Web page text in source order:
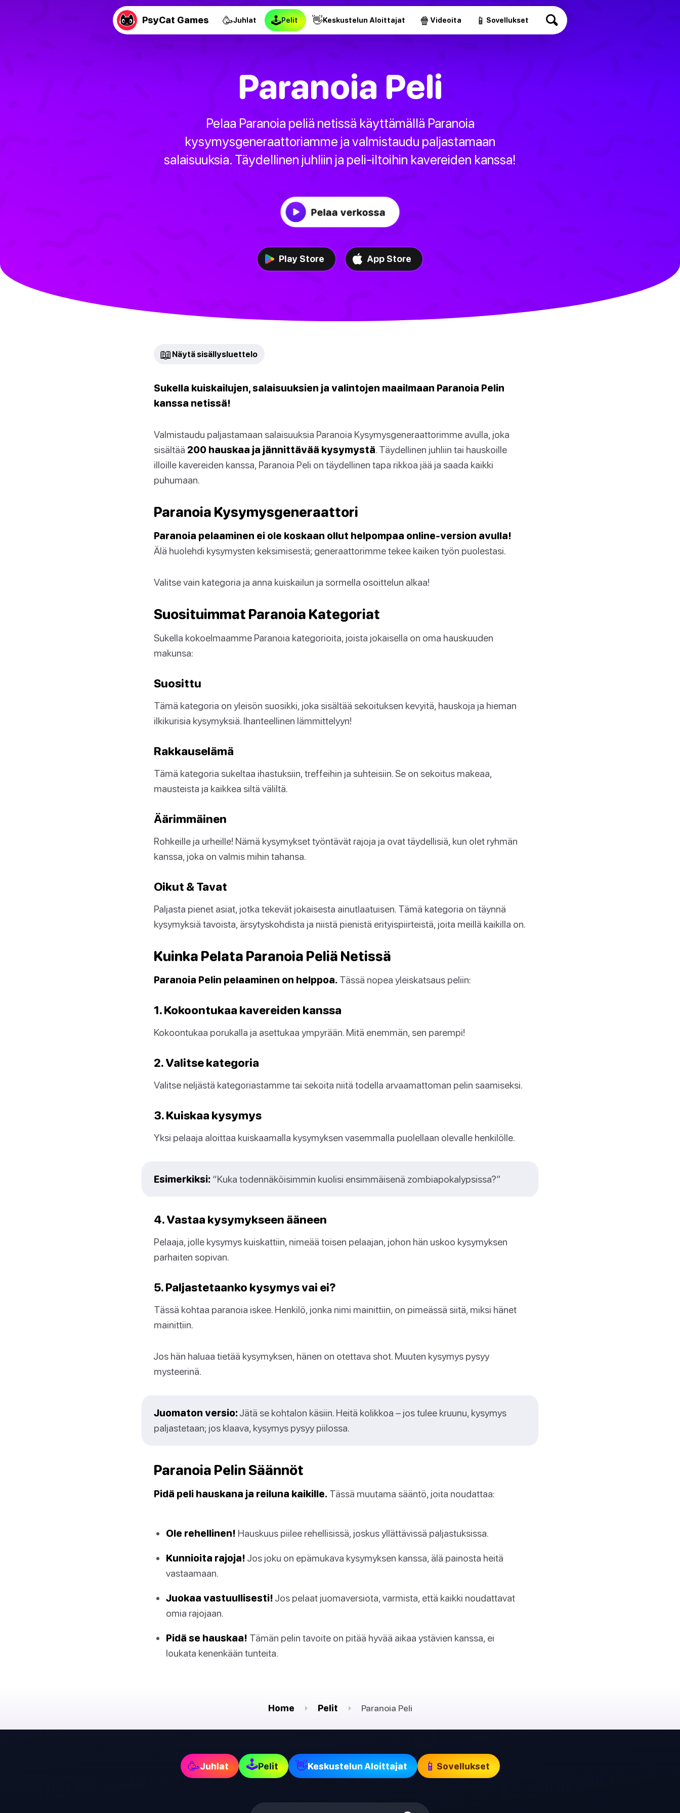
PsyCat Games 🥳Juhlat 🕹Pelit 👋Keskustelun Aloittajat 🍿 Videoita 📱 Sovellukset
Paranoia Peli
Pelaa Paranoia peliä netissä käyttämällä Paranoia
kysymysgeneraattoriamme ja valmistaudu paljastamaan
salaisuuksia. Täydellinen juhliin ja peli-iltoihin kavereiden kanssa!
Pelaa verkossa
Play Store App Store
📖 Näytä sisällysluettelo
Sukella kuiskailujen, salaisuuksien ja valintojen maailmaan Paranoia Pelin
kanssa netissä!
Valmistaudu paljastamaan salaisuuksia Paranoia Kysymysgeneraattorimme avulla, joka
sisältää 200 hauskaa ja jännittävää kysymystä . Täydellinen juhliin tai hauskoille
illoille kavereiden kanssa, Paranoia Peli on täydellinen tapa rikkoa jää ja saada kaikki
puhumaan.
Paranoia Kysymysgeneraattori
Paranoia pelaaminen ei ole koskaan ollut helpompaa online-version avulla!
Älä huolehdi kysymysten keksimisestä; generaattorimme tekee kaiken työn puolestasi.
Valitse vain kategoria ja anna kuiskailun ja sormella osoittelun alkaa!
Suosituimmat Paranoia Kategoriat
Sukella kokoelmaamme Paranoia kategorioita, joista jokaisella on oma hauskuuden
makunsa:
Suosittu
Tämä kategoria on yleisön suosikki, joka sisältää sekoituksen kevyitä, hauskoja ja hieman
ilkikurisia kysymyksiä. Ihanteellinen lämmittelyyn!
Rakkauselämä
Tämä kategoria sukeltaa ihastuksiin, treffeihin ja suhteisiin. Se on sekoitus makeaa,
mausteista ja kaikkea siltä väliltä.
Äärimmäinen
Rohkeille ja urheille! Nämä kysymykset työntävät rajoja ja ovat täydellisiä, kun olet ryhmän
kanssa, joka on valmis mihin tahansa.
Oikut & Tavat
Paljasta pienet asiat, jotka tekevät jokaisesta ainutlaatuisen. Tämä kategoria on täynnä
kysymyksiä tavoista, ärsytyskohdista ja niistä pienistä erityispiirteistä, joita meillä kaikilla on.
Kuinka Pelata Paranoia Peliä Netissä
Paranoia Pelin pelaaminen on helppoa. Tässä nopea yleiskatsaus peliin:
1. Kokoontukaa kavereiden kanssa
Kokoontukaa porukalla ja asettukaa ympyrään. Mitä enemmän, sen parempi!
2. Valitse kategoria
Valitse neljästä kategoriastamme tai sekoita niitä todella arvaamattoman pelin saamiseksi.
3. Kuiskaa kysymys
Yksi pelaaja aloittaa kuiskaamalla kysymyksen vasemmalla puolellaan olevalle henkilölle.
Esimerkiksi: “Kuka todennäköisimmin kuolisi ensimmäisenä zombiapokalypsissa?”
4. Vastaa kysymykseen ääneen
Pelaaja, jolle kysymys kuiskattiin, nimeää toisen pelaajan, johon hän uskoo kysymyksen
parhaiten sopivan.
5. Paljastetaanko kysymys vai ei?
Tässä kohtaa paranoia iskee. Henkilö, jonka nimi mainittiin, on pimeässä siitä, miksi hänet
mainittiin.
Jos hän haluaa tietää kysymyksen, hänen on otettava shot. Muuten kysymys pysyy
mysteerinä.
Juomaton versio: Jätä se kohtalon käsiin. Heitä kolikkoa – jos tulee kruunu, kysymys
paljastetaan; jos klaava, kysymys pysyy piilossa.
Paranoia Pelin Säännöt
Pidä peli hauskana ja reiluna kaikille. Tässä muutama sääntö, joita noudattaa:
Ole rehellinen! Hauskuus piilee rehellisissä, joskus yllättävissä paljastuksissa.
Kunnioita rajoja! Jos joku on epämukava kysymyksen kanssa, älä painosta heitä
vastaamaan.
Juokaa vastuullisesti! Jos pelaat juomaversiota, varmista, että kaikki noudattavat
omia rajojaan.
Pidä se hauskaa! Tämän pelin tavoite on pitää hyvää aikaa ystävien kanssa, ei
loukata kenenkään tunteita.
Home Pelit Paranoia Peli
🥳Juhlat 🕹Pelit 👋Keskustelun Aloittajat 📱 Sovellukset